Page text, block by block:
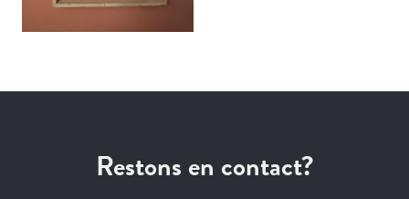
Restons en contact?